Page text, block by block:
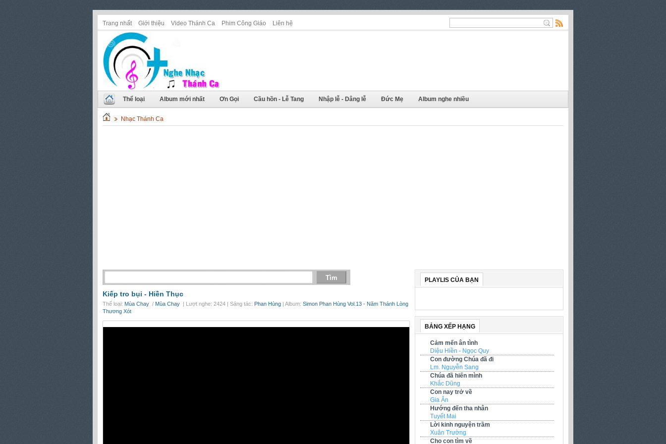
Trang nhất Giới thiệu Video Thánh Ca Phim Công Giáo Liên hệ
Thể loại Album mới nhất Ơn Gọi Cầu hồn - Lễ Tang Nhập lễ - Dâng lễ Đức Mẹ Album nghe nhiều
Nhạc Thánh Ca
Kiếp tro bụi - Hiền Thục
Thể loại: Mùa Chay / Mùa Chay | Lượt nghe: 2424 | Sáng tác: Phan Hùng | Album: Simon Phan Hùng Vol.13 - Năm Thánh Lòng
Thương Xót
PLAYLIS CỦA BẠN
BẢNG XẾP HẠNG
Cảm mến ân tình
Diệu Hiền - Ngọc Quy
Con đường Chúa đã đi
Lm. Nguyễn Sang
Chúa đã hiến mình
Khắc Dũng
Con nay trở về
Gia Ân
Hướng đến tha nhân
Tuyết Mai
Lời kinh nguyện trầm
Xuân Trường
Cho con tìm về